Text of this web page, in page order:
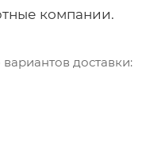
компании.
доставки: